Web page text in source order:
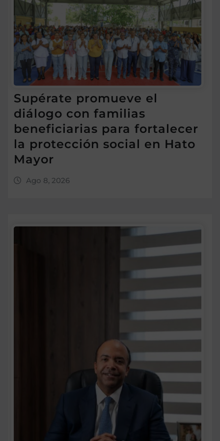
Supérate promueve el
diálogo con familias
beneficiarias para fortalecer
la protección social en Hato
Mayor
Ago 8, 2026